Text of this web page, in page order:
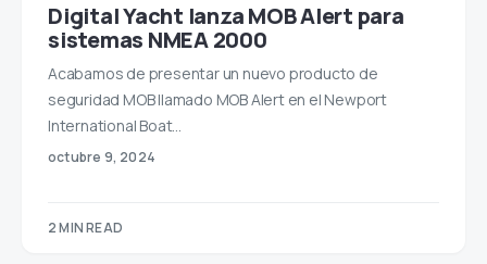
Digital Yacht lanza MOB Alert para
sistemas NMEA 2000
Acabamos de presentar un nuevo producto de
seguridad MOB llamado MOB Alert en el Newport
International Boat…
octubre 9, 2024
2 MIN READ